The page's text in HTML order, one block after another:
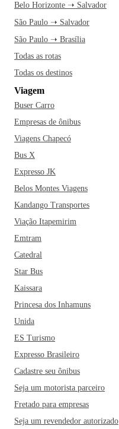
Belo Horizonte ➝ Salvador
São Paulo ➝ Salvador
São Paulo ➝ Brasília
Todas as rotas
Todas os destinos
Viagem
Buser Carro
Empresas de ônibus
Viagens Chapecó
Bus X
Expresso JK
Belos Montes Viagens
Kandango Transportes
Viação Itapemirim
Emtram
Catedral
Star Bus
Kaissara
Princesa dos Inhamuns
Unida
ES Turismo
Expresso Brasileiro
Cadastre seu ônibus
Seja um motorista parceiro
Fretado para empresas
Seja um revendedor autorizado